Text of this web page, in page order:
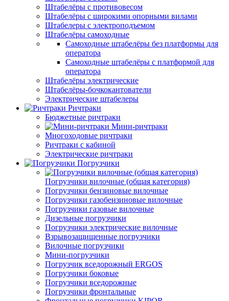
Штабелёры с противовесом
Штабелёры с широкими опорными вилами
Штабелеры с электроподъемом
Штабелёры самоходные
Самоходные штабелёры без платформы для
оператора
Самоходные штабелёры с платформой для
оператора
Штабелёры электрические
Штабелёры-бочкокантователи
Электрические штабелеры
Ричтраки
Бюджетные ричтраки
Мини-ричтраки
Многоходовые ричтраки
Ричтраки с кабиной
Электрические ричтраки
Погрузчики
Погрузчики вилочные (общая категория)
Погрузчики бензиновые вилочные
Погрузчики газобензиновые вилочные
Погрузчики газовые вилочные
Дизельные погрузчики
Погрузчики электрические вилочные
Взрывозащищенные погрузчики
Вилочные погрузчики
Мини-погрузчики
Погрузчик вседорожный ERGOS
Погрузчики боковые
Погрузчики вседорожные
Погрузчики фронтальные